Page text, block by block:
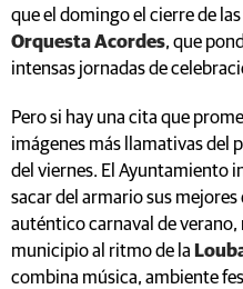
que el domingo el cierre de
Orquesta Acordes, que
intensas jornadas de
Pero si hay una cita que
imágenes más llamativas del
del viernes. El Ayuntamiento
sacar del armario sus
auténtico carnaval de verano,
municipio al ritmo de la
combina música, ambiente